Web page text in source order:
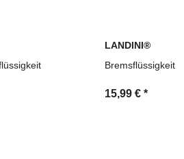
LANDINI®
Bremsflüssigkeit
15,99 € *